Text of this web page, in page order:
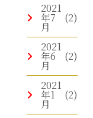
2021
年7
月
(2)
2021
年6
月
(2)
2021
年1
月
(2)